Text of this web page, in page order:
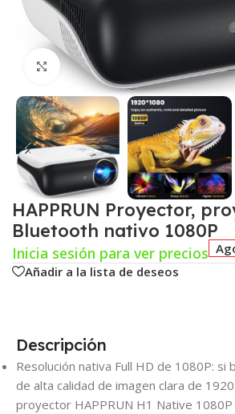
Click para agrandar
HAPPRUN Proyector,
Bluetooth nativo 1080P
Inicia sesión para ver precios
Añadir a la lista de deseos
Descripción
Resolución nativa Full HD de 1080P: si
de alta calidad de imagen clara de
proyector HAPPRUN H1 Native